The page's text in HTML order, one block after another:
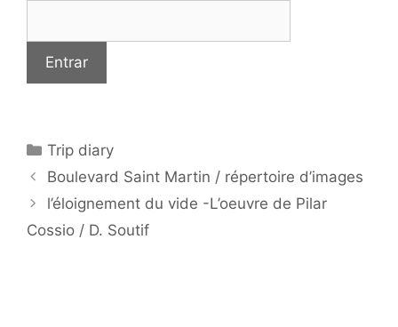
Categorías
Trip diary
Boulevard Saint Martin / répertoire d’images
l’éloignement du vide -L’oeuvre de Pilar
Cossio / D. Soutif